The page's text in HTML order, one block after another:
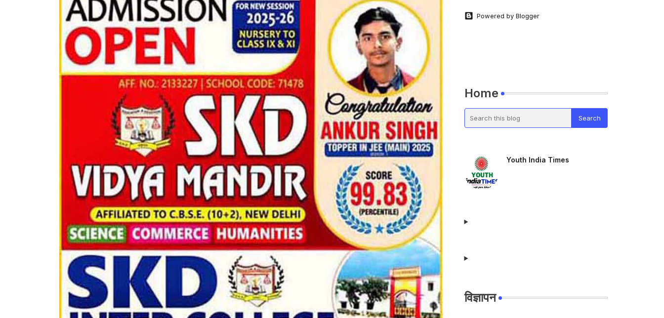
Powered by Blogger
Home
Youth India Times
विज्ञापन